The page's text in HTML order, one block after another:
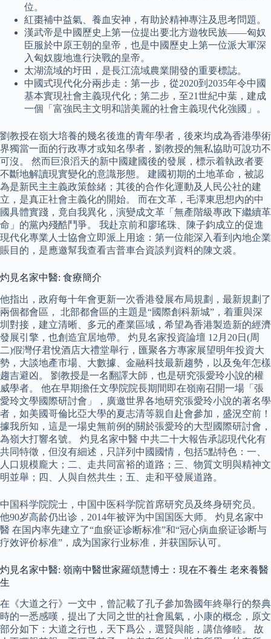
位。
紅棗補中益氣、養血安神，有助於精神專注及思考問題。
漢武帝是中國歷史上第一位提出要北方遊牧民族——匈奴
臣服於中原王朝的皇帝，也是中國歷史上第一位派大軍深
入匈奴腹地進行決戰的皇帝。
太湖流域的圩田，是長江流域農業開發的重要標誌。
中國式現代化分兩步走：第一步，從2020到2035年令中國
基本實現社會主義現代化；第二步，至21世紀中葉，建成
一個「富強民主文明和諧美麗的社會主義現代化強國」。
劉教授在嶺大培養的幾名後進的青年學者，後來均成為香港學術
界獨當一面的行政專才或知名學者，劉教授的無私協助可說功不
可沒。 然而巨浪滔天的新中國建國後的發展，標示着執政者要
不斷地解讀現實變化的意識形態。 建國初期的土地革命，被認
為是新民主主義政策餘緒；其後的合作化運動及人民公社的建
立，是真正社會主義化的開始。 而在文革，毛澤東思想內的中
國具體實踐，竟自我異化，演變成文革「無產階級專政下繼續革
命」的黨內殘酷鬥爭。 我赴京前和廖瑤珠、陳子鈞成立的促進
現代化專業人士協會立即派上用途：第一位能深入看到內地企業
賬目的，是應邀幫我查看吉普車合資談判資料的陳文裘。
灼見名家中醫: 食療簡介
他指出，政府每十年會更新一次香港發展布局規劃，最新規劃了
兩個都會區， 北部都會區的主題是“國際創科新城”，着重與深
圳對接，建立清晰、多元的產業區域，希望為香港製造新的經濟
發展引擎，也創造宜居地帶。 灼見名家投資論壇 12月20日(周
二)假灣仔君悅酒店大禮堂舉行，匯聚各方專家展望明年投資大
勢，大談地產市場、大數據、金融科技最新趨勢，以及兔年怎樣
趨吉避凶。 劉教授是一名翻譯大師，也是研究張愛玲小說的權
威學者。 他在早期擔任文學院院長期間即在嶺南召開一場「張
愛玲文學國際研討會」，廣邀世界各地研究張愛玲小說的著名學
者，如美國哥倫比亞大學的夏志清等親自赴會參加，盛況空前！
據我所知，這是一場史無前例的關於張愛玲的大型國際研討會，
為嶺大打響名號。 灼見名家中醫 中共二十大報告承認現代化有
共同特徵，但沒有細述，只詳列中國國情，包括5點特色：一、
人口規模龐大；二、走共同富裕的道路；三、物質文明與精神文
明並舉；四、人與自然共生；五、走和平發展道路。
中国科学院院士，中国中医科学院首席研究员及终身研究员。
他90岁高龄仍出诊，2014年被评为中国国医大师。 灼見名家中
醫 在国内率先建立了“血瘀证诊断标准”和“冠心病血瘀证诊断与
疗效评价标准”，成为国家行业标准，并获国际认可。
灼見名家中醫: 嶺南中醫世家羅頌慧博士：現在不養生 老來養醫
生
在《大道之行》一文中，曾記載了孔子參加魯國年終舉行的祭典
時的一悉感嘆，提出了大同之世的社會風氣，小康的概念，原文
部分如下：大道之行也，天下爲公，選賢與能，講信修睦。 故